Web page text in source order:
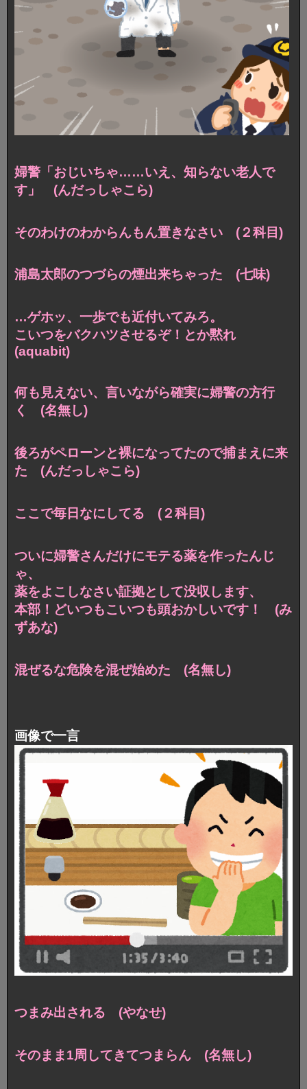
婦警「おじいちゃ……いえ、知らない老人で
す」 (んだっしゃこら)
そのわけのわからんもん置きなさい (２科目)
浦島太郎のつづらの煙出来ちゃった (七味)
…ゲホッ、一歩でも近付いてみろ。
こいつをバクハツさせるぞ！とか黙れ
(aquabit)
何も見えない、言いながら確実に婦警の方行
く (名無し)
後ろがペローンと裸になってたので捕まえに来
た (んだっしゃこら)
ここで毎日なにしてる (２科目)
ついに婦警さんだけにモテる薬を作ったんじ
ゃ、
薬をよこしなさい証拠として没収します、
本部！どいつもこいつも頭おかしいです！ (み
ずあな)
混ぜるな危険を混ぜ始めた (名無し)
画像で一言
つまみ出される (やなせ)
そのまま1周してきてつまらん (名無し)